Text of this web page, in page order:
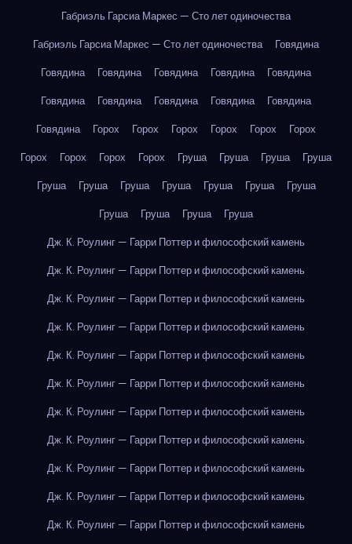
Габриэль Гарсиа Маркес — Сто лет одиночества
Габриэль Гарсиа Маркес — Сто лет одиночества
Говядина
Говядина
Говядина Говядина Говядина
Говядина
Говядина
Говядина Говядина Говядина
Говядина
Говядина
Горох Горох Горох Горох Горох
Горох
Горох
Горох Горох Горох Груша Груша Груша
Груша
Груша
Груша Груша Груша Груша Груша
Груша
Груша
Груша Груша
Груша
Дж. К. Роулинг — Гарри Поттер и философский камень
Дж. К. Роулинг — Гарри Поттер и философский камень
Дж. К. Роулинг — Гарри Поттер и философский камень
Дж. К. Роулинг — Гарри Поттер и философский камень
Дж. К. Роулинг — Гарри Поттер и философский камень
Дж. К. Роулинг — Гарри Поттер и философский камень
Дж. К. Роулинг — Гарри Поттер и философский камень
Дж. К. Роулинг — Гарри Поттер и философский камень
Дж. К. Роулинг — Гарри Поттер и философский камень
Дж. К. Роулинг — Гарри Поттер и философский камень
Дж. К. Роулинг — Гарри Поттер и философский камень